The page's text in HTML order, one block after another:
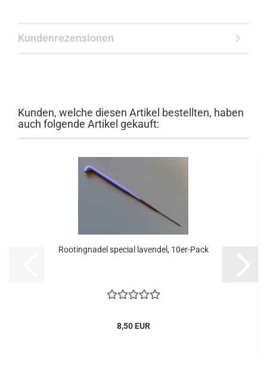
Kundenrezensionen
Kunden, welche diesen Artikel bestellten, haben
auch folgende Artikel gekauft:
Rootingnadel special lavendel, 10er-Pack
8,50 EUR